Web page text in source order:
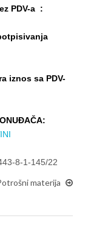
PDV-a :
iznos sa PDV-
8-1-145/22
materija